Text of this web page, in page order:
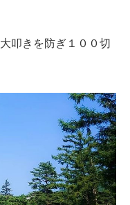
叩きを防ぎ１００切